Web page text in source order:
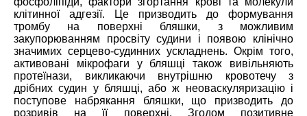
клітинної адгезії. Це призводить до формування
тромбу на поверхні бляшки, з можливим
закупорюванням просвіту судини і появою клінічно
значимих серцево-судинних ускладнень. Окрім того,
активовані мікрофаги у бляшці також вивільняють
протеїнази, викликаючи внутрішню кровотечу з
дрібних судин у бляшці, або ж неоваскуляризацію і
поступове набрякання бляшки, що призводить до
розривів на її поверхні. Згодом позитивне